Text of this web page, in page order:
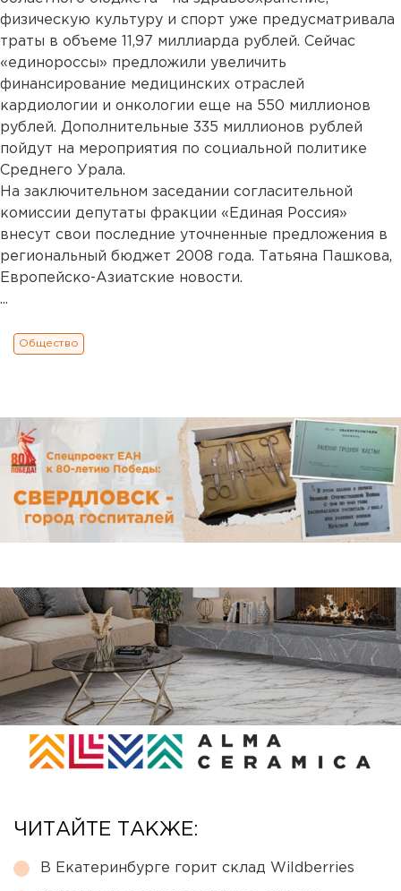
физическую культуру и спорт уже предусматривала
траты в объеме 11,97 миллиарда рублей. Сейчас
«единороссы» предложили увеличить
финансирование медицинских отраслей
кардиологии и онкологии еще на 550 миллионов
рублей. Дополнительные 335 миллионов рублей
пойдут на мероприятия по социальной политике
Среднего Урала.
На заключительном заседании согласительной
комиссии депутаты фракции «Единая Россия»
внесут свои последние уточненные предложения в
региональный бюджет 2008 года. Татьяна Пашкова,
Европейско-Азиатские новости.
...
Общество
ЧИТАЙТЕ ТАКЖЕ:
В Екатеринбурге горит склад Wildberries